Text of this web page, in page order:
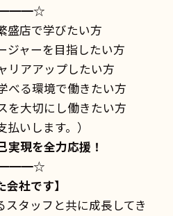
盛店で学びたい方
ャーを目指したい方
リアアップしたい方
べる環境で働きたい方
を大切にし働きたい方
払いします。）
実現を全力応援！
会社です】
スタッフと共に成長してき